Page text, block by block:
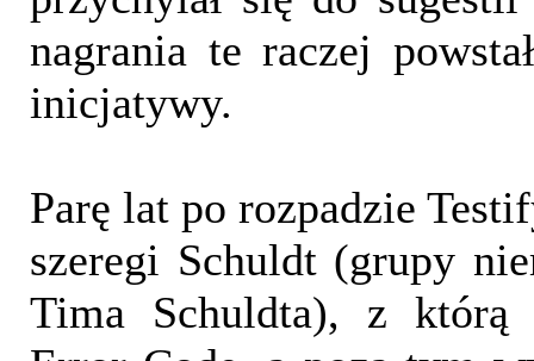
nagrania te raczej
inicjatywy.
Parę lat po rozpadzie
szeregi Schuldt (grupy
Tima Schuldta), z którą